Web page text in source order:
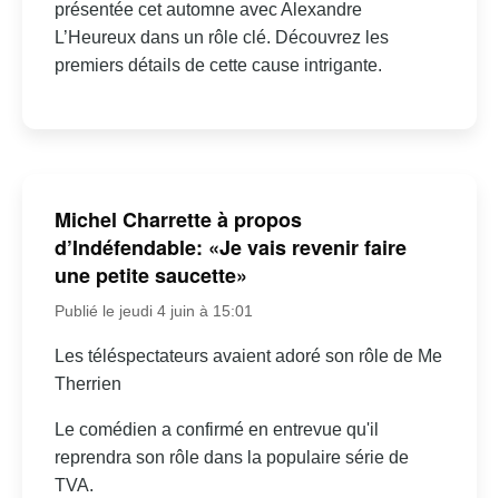
présentée cet automne avec Alexandre
L’Heureux dans un rôle clé. Découvrez les
premiers détails de cette cause intrigante.
Michel Charrette à propos
d’Indéfendable: «Je vais revenir faire
une petite saucette»
Publié le jeudi 4 juin à 15:01
Les téléspectateurs avaient adoré son rôle de Me
Therrien
Le comédien a confirmé en entrevue qu'il
reprendra son rôle dans la populaire série de
TVA.